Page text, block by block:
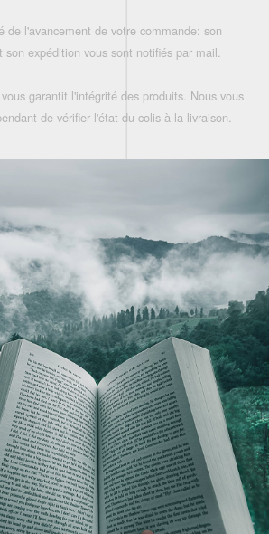
de l'avancement de votre commande: son
expédition vous sont notifiés par mail.
garantit l'intégrité des produits. Nous vous
de vérifier l'état du colis à la livraison.